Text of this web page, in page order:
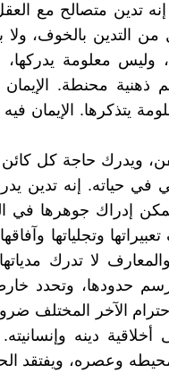
إنه تدين متصالح مع
التدين بالخوف، ولا
وليس معلومة يدركها،
ذهنية محنطة.
يتذكرها. الإيمان
ويدرك حاجة كل
حياته. إنه تدين
إدراك جوهرها في
وتجلياتها
لا تدرك
حدودها، وتحدد
الآخر المختلف
أخلاقية دينه
وعصره، ويفتقد